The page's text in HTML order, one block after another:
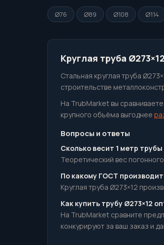
Ø76 Ø89 Ø108 Ø114
Круглая труба
Стальная круглая труба
строительстве
На TrubMarket вы
крупного объёма выгоднее
Вопросы и ответы
Сколько весит 1 метр трубы
Теоретический вес
По какому ГОСТ
Круглая труба Ø273×12
Как купить трубу Ø273×12
На TrubMarket сравните
конкурируют за ваш заказ и